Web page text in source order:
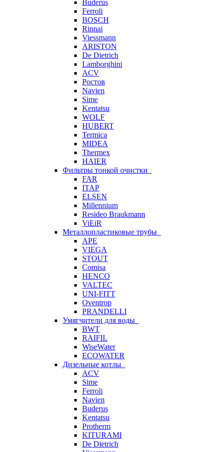
Buderus
Ferroli
BOSCH
Rinnai
Viessmann
ARISTON
De Dietrich
Lamborghini
ACV
Ростов
Navien
Sime
Kentatsu
WOLF
HUBERT
Termica
MIDEA
Thermex
HAIER
Фильтры тонкой очистки
FAR
ITAP
ELSEN
Millennium
Resideo Braukmann
ViEiR
Металлопластиковые трубы
APE
VIEGA
STOUT
Comisa
HENCO
VALTEC
UNI-FITT
Oventrop
PRANDELLI
Умягчители для воды
BWT
RAIFIL
WiseWater
ECOWATER
Дизельные котлы
ACV
Sime
Ferroli
Navien
Buderus
Kentatsu
Protherm
KITURAMI
De Dietrich